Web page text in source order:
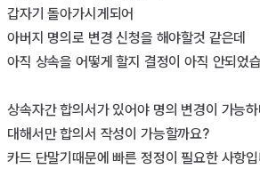
갑자기 돌아가시게되어
아버지 명의로 변경 신청을 해야할것 같은데
아직 상속을 어떻게 할지 결정이 아직 안되었
상속자간 합의서가 있어야 명의 변경이 가능
대해서만 합의서 작성이 가능할까요?
카드 단말기때문에 빠른 정정이 필요한 사항